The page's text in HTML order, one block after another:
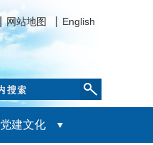
网站地图 English
党建文化